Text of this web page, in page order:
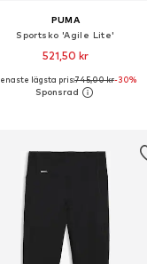
PUMA
Sportsko 'Agile Lite'
521,50 kr
Tillgänglig i många storlekar
lägsta pris:745,00 kr-30%